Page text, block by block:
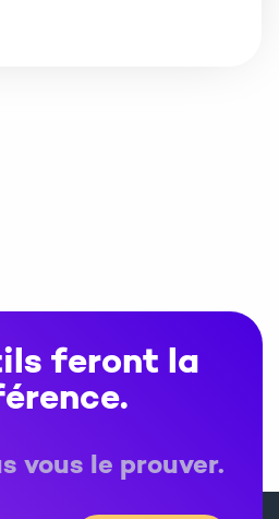
feront la
vous le prouver.